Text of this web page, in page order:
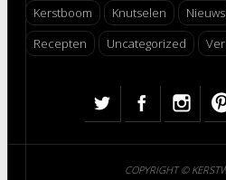
Kerstboom
Knutselen Nieuws
Recepten
Uncategorized
COPYRIGHT ©